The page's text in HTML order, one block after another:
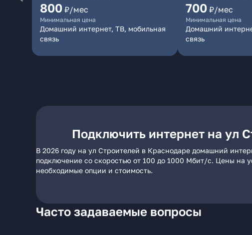
800 ₽/мес
Минимальная цена
Домашний интернет, ТВ, мобильная
связь
700 ₽/мес
Минимальная цена
Домашний
связь
Подключить интернет на ул
В 2026 году на ул Строителей в Краснодаре домашний
подключение со скоростью от 100 до 1000 Мбит/с. Цены на
необходимые опции и стоимость.
Часто задаваемые вопросы